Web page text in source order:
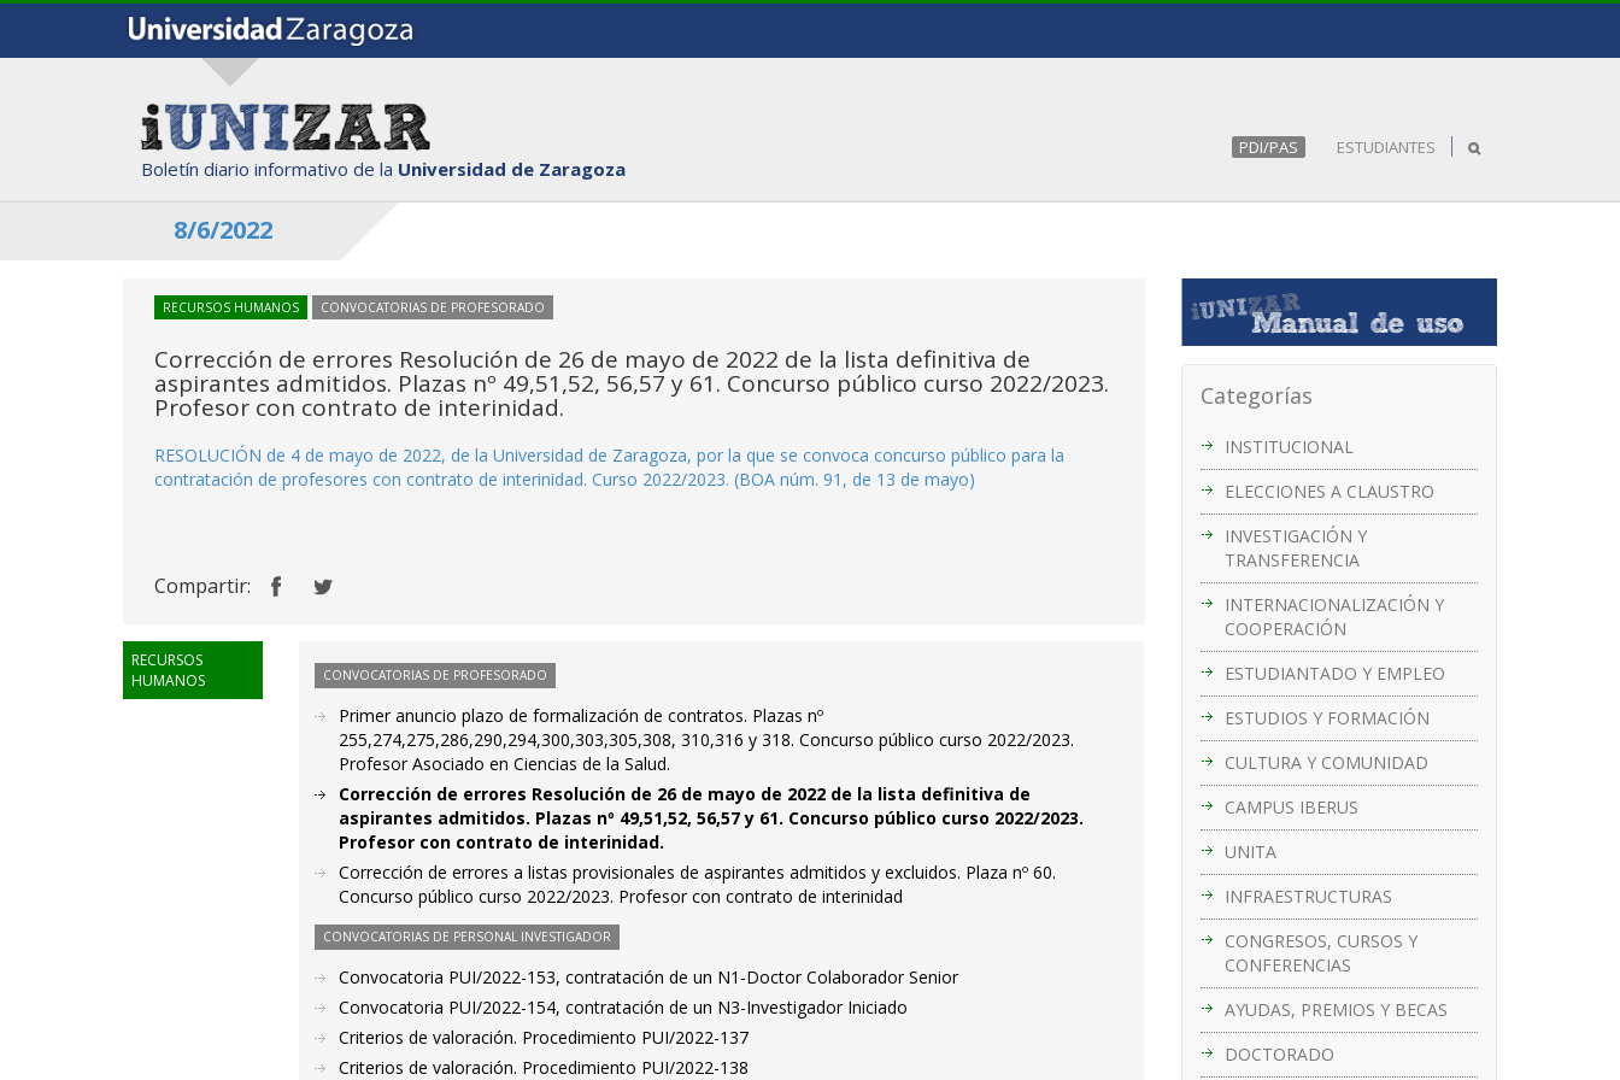
Boletín diario informativo de la Universidad de Zaragoza
PDI/PAS ESTUDIANTES
8/6/2022
Categorías
INSTITUCIONAL
ELECCIONES A CLAUSTRO
INVESTIGACIÓN Y
TRANSFERENCIA
INTERNACIONALIZACIÓN Y
COOPERACIÓN
ESTUDIANTADO Y EMPLEO
ESTUDIOS Y FORMACIÓN
CULTURA Y COMUNIDAD
CAMPUS IBERUS
UNITA
INFRAESTRUCTURAS
CONGRESOS, CURSOS Y
CONFERENCIAS
AYUDAS, PREMIOS Y BECAS
DOCTORADO
RECURSOS HUMANOS CONVOCATORIAS DE PROFESORADO
Corrección de errores Resolución de 26 de mayo de 2022 de la lista definitiva de
aspirantes admitidos. Plazas nº 49,51,52, 56,57 y 61. Concurso público curso 2022/2023.
Profesor con contrato de interinidad.
RESOLUCIÓN de 4 de mayo de 2022, de la Universidad de Zaragoza, por la que se convoca concurso público para la
contratación de profesores con contrato de interinidad. Curso 2022/2023. (BOA núm. 91, de 13 de mayo)
Compartir:
RECURSOS
HUMANOS
CONVOCATORIAS DE PROFESORADO
Primer anuncio plazo de formalización de contratos. Plazas nº
255,274,275,286,290,294,300,303,305,308, 310,316 y 318. Concurso público curso 2022/2023.
Profesor Asociado en Ciencias de la Salud.
Corrección de errores Resolución de 26 de mayo de 2022 de la lista definitiva de
aspirantes admitidos. Plazas nº 49,51,52, 56,57 y 61. Concurso público curso 2022/2023.
Profesor con contrato de interinidad.
Corrección de errores a listas provisionales de aspirantes admitidos y excluidos. Plaza nº 60.
Concurso público curso 2022/2023. Profesor con contrato de interinidad
CONVOCATORIAS DE PERSONAL INVESTIGADOR
Convocatoria PUI/2022-153, contratación de un N1-Doctor Colaborador Senior
Convocatoria PUI/2022-154, contratación de un N3-Investigador Iniciado
Criterios de valoración. Procedimiento PUI/2022-137
Criterios de valoración. Procedimiento PUI/2022-138